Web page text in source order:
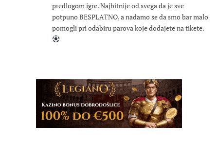
predlogom igre. Najbitnije od svega da je sve
potpuno BESPLATNO, a nadamo se da smo bar malo
pomogli pri odabiru parova koje dodajete na tikete.